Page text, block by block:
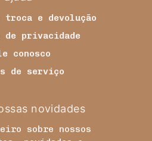
e devolução
privacidade
conosco
de serviço
novidades
sobre nossos